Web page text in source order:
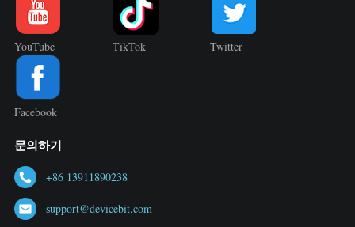
YouTube TikTok Twitter
Facebook
문의하기
+86 13911890238
support@devicebit.com